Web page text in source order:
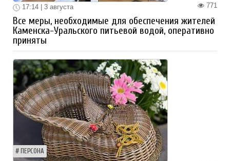
771
17:14 | 3 августа
Все меры, необходимые для обеспечения жителей
Каменска-Уральского питьевой водой, оперативно
приняты
ПЕРСОНА